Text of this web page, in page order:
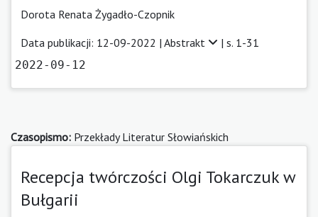
Dorota Renata Żygadło-Czopnik
Data publikacji: 12-09-2022 | Abstrakt | s. 1-31
2022-09-12
Czasopismo: Przekłady Literatur Słowiańskich
Recepcja twórczości Olgi Tokarczuk w
Bułgarii